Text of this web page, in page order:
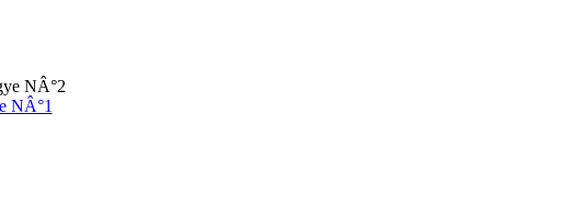
NÂ°2
NÂ°1